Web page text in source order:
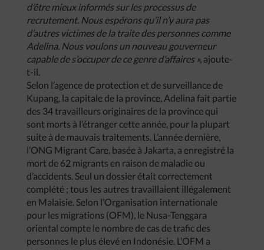
d’être mieux informés sur les processus de
recrutement. Nous espérons qu’il n’y aura pas
d’autres victimes de la traite des personnes comme
Adelina. Nous voulons un nouveau gouverneur
capable de s’occuper de ce genre d’affaires », ajoute-
t-il.
Selon l’agence de protection et de surveillance de
Kupang, la capitale de la province, Adelina fait partie
des 34 travailleurs originaires de la province qui
sont morts à l’étranger cette année, pour la plupart
suite à de mauvais traitements. L’année dernière,
l’ONG Migrant Care, basée à Jakarta, a enregistré la
mort de 62 migrants en raison de maladie ou
d’accidents. Seul un dossier était correctement
complété ; tous les autres travaillaient illégalement
en Malaisie. Selon l’Organisation internationale
pour les migrations (OFM), le Nusa-Tenggara
oriental compte le nombre de cas de trafic des
personnes le plus élevé en Indonésie. L’OFM a